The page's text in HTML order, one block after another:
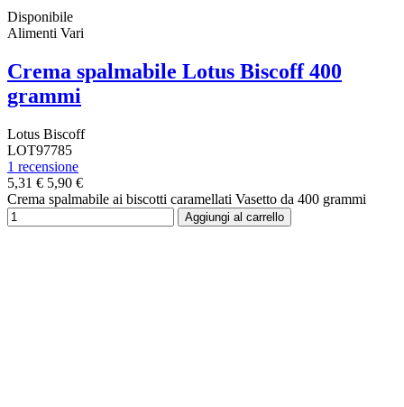
Disponibile
Alimenti Vari
Crema spalmabile Lotus Biscoff 400
grammi
Lotus Biscoff
LOT97785
1 recensione
5,31 € 5,90 €
Crema spalmabile ai biscotti caramellati Vasetto da 400 grammi
Aggiungi al carrello